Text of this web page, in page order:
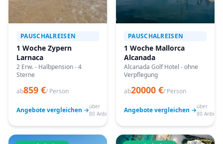
PAUSCHALREISEN
1 Woche Zypern
Larnaca
2 Erw. - Halbpension - 4
Sterne
ab859 €/ Person
Angebote vergleichen →über
80 Anbieter
PAUSCHALREISEN
1 Woche Mallorca
Alcanada
Alcanada Golf Hotel - ohne
Verpflegung
ab20000 €/ Person
Angebote vergleichen →über
80